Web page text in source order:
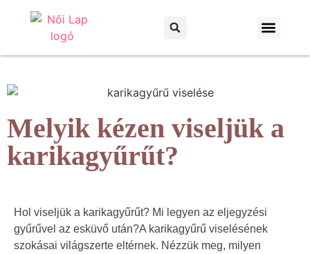
Melyik kézen viseljük a
karikagyűrűt?
Hol viseljük a karikagyűrűt? Mi legyen az eljegyzési
gyűrűvel az esküvő után?A karikagyűrű viselésének
szokásai világszerte eltérnek. Nézzük meg, milyen